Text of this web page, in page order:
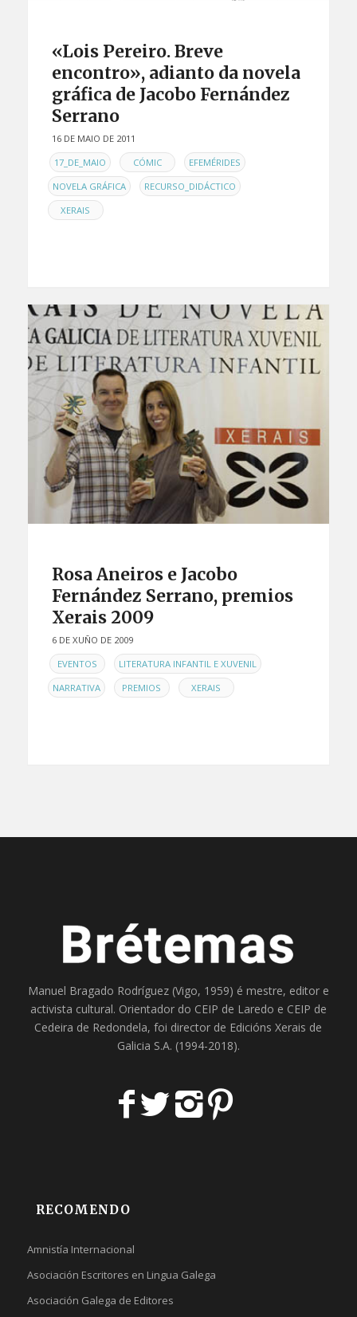
«Lois Pereiro. Breve
encontro», adianto da novela
gráfica de Jacobo Fernández
Serrano
16 DE MAIO DE 2011
EN17_DE_MAIO , CÓMIC , EFEMÉRIDES ,
NOVELA GRÁFICA , RECURSO_DIDÁCTICO ,
XERAIS
Rosa Aneiros e Jacobo
Fernández Serrano, premios
Xerais 2009
6 DE XUÑO DE 2009
EN EVENTOS , LITERATURA INFANTIL E XUVENIL ,
NARRATIVA , PREMIOS , XERAIS
Manuel Bragado Rodríguez (Vigo, 1959) é mestre, editor e
activista cultural. Orientador do CEIP de Laredo e CEIP de
Cedeira de Redondela, foi director de Edicións Xerais de
Galicia S.A. (1994-2018).
RECOMENDO
Amnistía Internacional
Asociación Escritores en Lingua Galega
Asociación Galega de Editores